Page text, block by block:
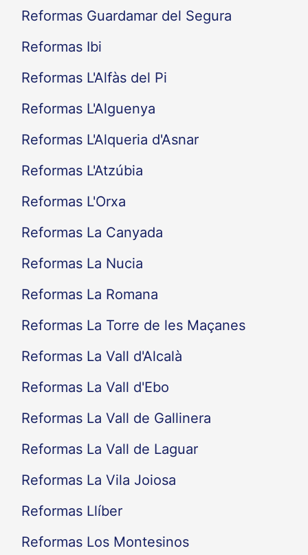
Reformas Guardamar del Segura
Reformas Ibi
Reformas L'Alfàs del Pi
Reformas L'Alguenya
Reformas L'Alqueria d'Asnar
Reformas L'Atzúbia
Reformas L'Orxa
Reformas La Canyada
Reformas La Nucia
Reformas La Romana
Reformas La Torre de les Maçanes
Reformas La Vall d'Alcalà
Reformas La Vall d'Ebo
Reformas La Vall de Gallinera
Reformas La Vall de Laguar
Reformas La Vila Joiosa
Reformas Llíber
Reformas Los Montesinos